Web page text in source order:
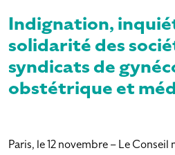
Indignation,
solidarité des
syndicats de
obstétrique et
Paris, le 12 novembre – Le